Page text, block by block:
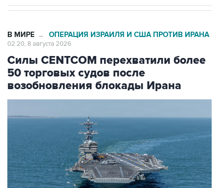
В МИРЕ → ОПЕРАЦИЯ ИЗРАИЛЯ И США ПРОТИВ ИРАНА
02:20, 8 августа 2026
Силы CENTCOM перехватили более
50 торговых судов после
возобновления блокады Ирана